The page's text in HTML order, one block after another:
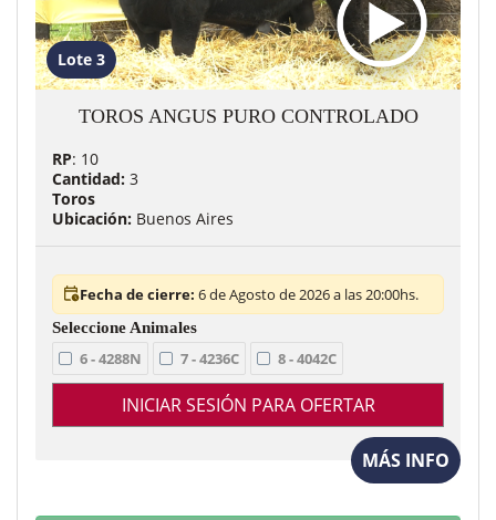
Lote 3
TOROS ANGUS PURO CONTROLADO
RP: 10
Cantidad: 3
Toros
Ubicación: Buenos Aires
Fecha de cierre: 6 de Agosto de 2026 a las 20:00hs.
6 - 4288N 7 - 4236C 8 - 4042C
INICIAR SESIÓN PARA OFERTAR
MÁS INFO